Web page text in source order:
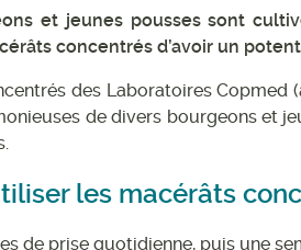
et jeunes pousses sont
concentrés d’avoir un
des Laboratoires Copmed
de divers bourgeons et
les macérâts
de prise quotidienne, puis une